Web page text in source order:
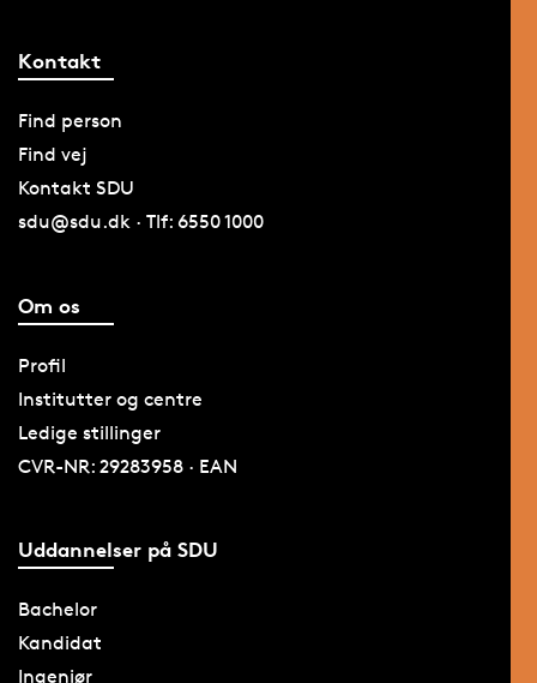
Kontakt
Find person
Find vej
Kontakt SDU
sdu@sdu.dk · Tlf: 6550 1000
Om os
Profil
Institutter og centre
Ledige stillinger
CVR-NR: 29283958 · EAN
Uddannelser på SDU
Bachelor
Kandidat
Ingeniør